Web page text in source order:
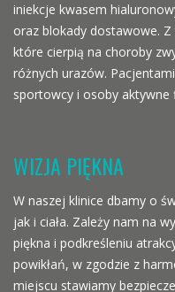
iniekcje kwasem
oraz blokady dostawowe.
które cierpią na choroby
różnych urazów.
sportowcy i osoby aktywne
WIZJA PIĘKNA
W naszej klinice dbamy o
jak i ciała. Zależy nam na
piękna i podkreśleniu
powikłań, w zgodzie z
miejscu stawiamy